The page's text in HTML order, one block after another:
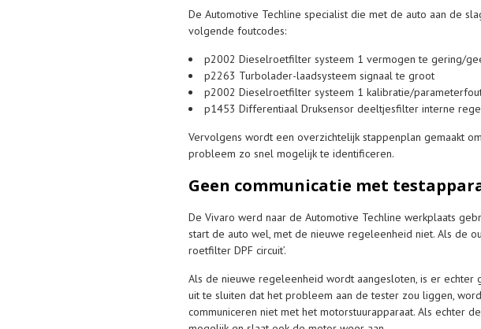
De Automotive Techline specialist die met de auto aan de
volgende foutcodes:
p2002 Dieselroetfilter systeem 1 vermogen te gering/
p2263 Turbolader-laadsysteem signaal te groot
p2002 Dieselroetfilter systeem 1 kalibratie/
p1453 Differentiaal Druksensor deeltjesfilter interne
Vervolgens wordt een overzichtelijk stappenplan gemaakt
probleem zo snel mogelijk te identificeren.
Geen communicatie met
De Vivaro werd naar de Automotive Techline werkplaats
start de auto wel, met de nieuwe regeleenheid niet. Als de
roetfilter DPF circuit’.
Als de nieuwe regeleenheid wordt aangesloten, is er echter
uit te sluiten dat het probleem aan de tester zou liggen,
communiceren niet met het motorstuurapparaat. Als echter